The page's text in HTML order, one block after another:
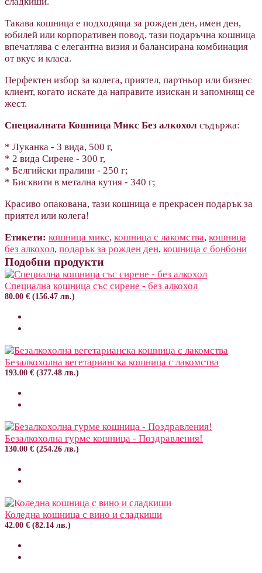
Такава кошница е подходяща за рожден ден, имен ден,
юбилей или корпоративен повод, тази подаръчна кошница
впечатлява с елегантна визия и балансирана комбинация
от вкус и класа.
Перфектен избор за колега, приятел, партньор или бизнес
клиент, когато искате да направите изискан и запомнящ се
жест.
Специалната Кошница Микс Без алкохол съдържа:
* Луканкa - 3 вида, 500 г,
* 2 вида Сиренe - 300 г,
* Белгийски пралини - 250 г;
* Бисквити в метална кутия - 340 г;
Красиво опакована, тази кошница е прекрасен подарък за
приятел или колега!
Етикети: кошница микс, кошница с лакомства, кошница
без алкохол, подарък за рожден ден, кошница с бонбони
Подобни продукти
Специална кошница със сирене - без алкохол
80.00 € (156.47 лв.)
Безалкохолна вегетарианска кошница с лакомства
193.00 € (377.48 лв.)
Безалкохолна гурме кошница - Поздравления!
130.00 € (254.26 лв.)
Коледна кошница с вино и сладкиши
42.00 € (82.14 лв.)